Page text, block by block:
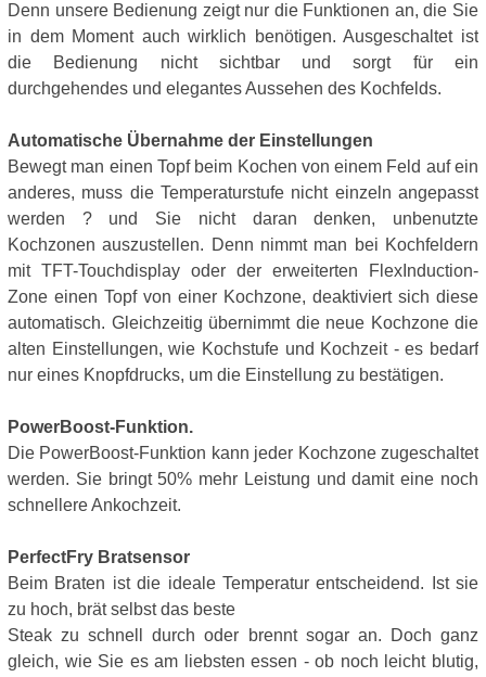
Denn unsere Bedienung zeigt nur die Funktionen an, die Sie
in dem Moment auch wirklich benötigen. Ausgeschaltet ist
die Bedienung nicht sichtbar und sorgt für ein
durchgehendes und elegantes Aussehen des Kochfelds.
Automatische Übernahme der Einstellungen
Bewegt man einen Topf beim Kochen von einem Feld auf ein
anderes, muss die Temperaturstufe nicht einzeln angepasst
werden ? und Sie nicht daran denken, unbenutzte
Kochzonen auszustellen. Denn nimmt man bei Kochfeldern
mit TFT-Touchdisplay oder der erweiterten FlexInduction-
Zone einen Topf von einer Kochzone, deaktiviert sich diese
automatisch. Gleichzeitig übernimmt die neue Kochzone die
alten Einstellungen, wie Kochstufe und Kochzeit - es bedarf
nur eines Knopfdrucks, um die Einstellung zu bestätigen.
PowerBoost-Funktion.
Die PowerBoost-Funktion kann jeder Kochzone zugeschaltet
werden. Sie bringt 50% mehr Leistung und damit eine noch
schnellere Ankochzeit.
PerfectFry Bratsensor
Beim Braten ist die ideale Temperatur entscheidend. Ist sie
zu hoch, brät selbst das beste
Steak zu schnell durch oder brennt sogar an. Doch ganz
gleich, wie Sie es am liebsten essen - ob noch leicht blutig,